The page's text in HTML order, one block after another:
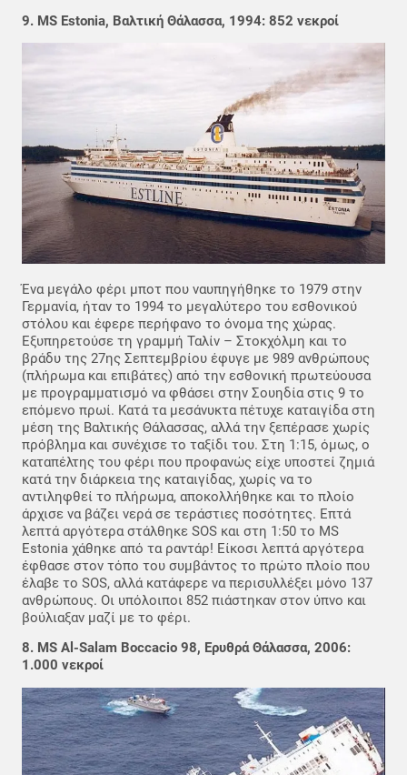
9. MS Estonia, Βαλτική Θάλασσα, 1994: 852 νεκροί
Ένα μεγάλο φέρι μποτ που ναυπηγήθηκε το 1979 στην
Γερμανία, ήταν το 1994 το μεγαλύτερο του εσθονικού
στόλου και έφερε περήφανο το όνομα της χώρας.
Εξυπηρετούσε τη γραμμή Ταλίν – Στοκχόλμη και το
βράδυ της 27ης Σεπτεμβρίου έφυγε με 989 ανθρώπους
(πλήρωμα και επιβάτες) από την εσθονική πρωτεύουσα
με προγραμματισμό να φθάσει στην Σουηδία στις 9 το
επόμενο πρωί. Κατά τα μεσάνυκτα πέτυχε καταιγίδα στη
μέση της Βαλτικής Θάλασσας, αλλά την ξεπέρασε χωρίς
πρόβλημα και συνέχισε το ταξίδι του. Στη 1:15, όμως, ο
καταπέλτης του φέρι που προφανώς είχε υποστεί ζημιά
κατά την διάρκεια της καταιγίδας, χωρίς να το
αντιληφθεί το πλήρωμα, αποκολλήθηκε και το πλοίο
άρχισε να βάζει νερά σε τεράστιες ποσότητες. Επτά
λεπτά αργότερα στάλθηκε SOS και στη 1:50 το MS
Estonia χάθηκε από τα ραντάρ! Είκοσι λεπτά αργότερα
έφθασε στον τόπο του συμβάντος το πρώτο πλοίο που
έλαβε το SOS, αλλά κατάφερε να περισυλλέξει μόνο 137
ανθρώπους. Οι υπόλοιποι 852 πιάστηκαν στον ύπνο και
βούλιαξαν μαζί με το φέρι.
8. MS Al-Salam Boccacio 98, Ερυθρά Θάλασσα, 2006:
1.000 νεκροί